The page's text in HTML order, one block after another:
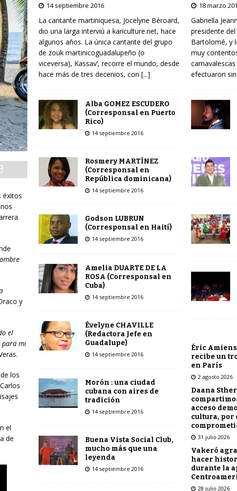
éxitos
y
el
para mi
los
el
de
14 septiembre 2016
La cantante martiniquesa, Jocelyne Béroard,
dio una larga interviú a kariculture.net, hace
algunos años. La única cantante del grupo
de zouk martinicoguadalupeño (o
viceversa), Kassav’, recorre el mundo, desde
hace más de tres decenios, con [...]
Alba GOMEZ ESCUDERO
(Corresponsal en Puerto
Rico)
14 septiembre 2016
Rosmery MARTÍNEZ
(Corresponsal en
República dominicana)
14 septiembre 2016
Godson LUBRUN
(Corresponsal en Haití)
14 septiembre 2016
Amelia DUARTE DE LA
ROSA (Corresponsal en
Cuba)
14 septiembre 2016
Évelyne CHAVILLE
(Redactora Jefe en
Guadalupe)
14 septiembre 2016
Morón : una ciudad
cubana con aires de
tradición
14 septiembre 2016
Buena Vista Social Club,
mucho más que una
leyenda
14 septiembre 2016
18 marzo
Gabriella
presidente
Bartolomé, y
muy
efectuaron
Éric
recibe un
en París
2 agosto 2026
Daana
acceso
cultura, por
31 julio 2026
Vakeró
hacer
durante la
28 julio 2026